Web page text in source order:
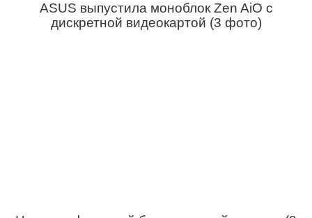
ASUS выпустила моноблок Zen AiO с
дискретной видеокартой (3 фото)